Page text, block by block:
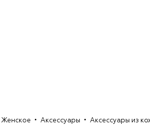
Женское Аксессуары Аксессуары из